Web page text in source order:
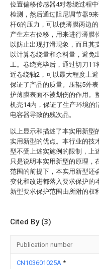
位置偏移传感器4对卷绕过程
检测，然后通过阻尼调节器9
杆6的压力，可以使薄膜两边
产生左右位移，用来进行薄膜
以防止出现打滑现象，而且其
以计算卷绕量和余料量，避免
工。卷绕完毕后，通过切刀11
近卷绕轴2，可以最大程度上
保证了产品的质量。压辊5外
护薄膜表面不被划伤的作用。
机壳14内，保证了生产环境的
电容器导致的残次品。
以上显示和描述了本实用新型
实用新型的优点。本行业的技
型不受上述实施例的限制，上
只是说明本实用新型的原理，
范围的前提下，本实用新型还
变化和改进都落入要求保护的
新型要求保护范围由所附的权
Cited By (3)
Publication number
CN103601025A *